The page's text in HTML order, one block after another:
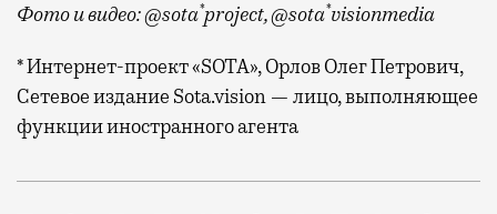
Фото и видео: @sota*project, @sota*visionmedia
* Интернет-проект «SOTA», Орлов Олег Петрович,
Сетевое издание Sota.vision — лицо, выполняющее
функции иностранного агента